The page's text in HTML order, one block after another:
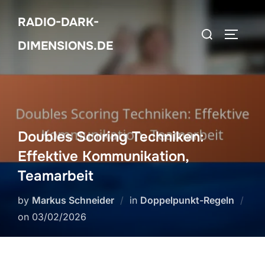
content
RADIO-DARK-
DIMENSIONS.DE
Search
Doubles Scoring Techniken:
Effektive Kommunikation,
Teamarbeit
by Markus Schneider in Doppelpunkt-Regeln
on Posted
03/02/2026